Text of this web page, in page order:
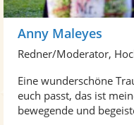
Anny Maleyes
Redner/Moderator,
Eine wunderschöne
euch passt, das ist
bewegende und